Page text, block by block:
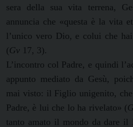
sera della sua vita terrena,
annuncia che «questa è la vita
l’unico vero Dio, e colui che
( Gv 17, 3).
L’incontro col Padre, e quindi
appunto mediato da Gesù,
mai visto: il Figlio unigenito,
Padre, è lui che lo ha rivelato» (
tanto amato il mondo da dare il